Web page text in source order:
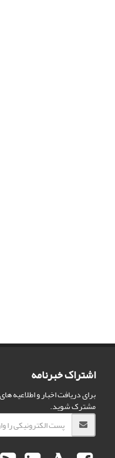
اشتراک خبرنامه
برای دریافت اخبار و اطلاعیه
مشترک شوید.